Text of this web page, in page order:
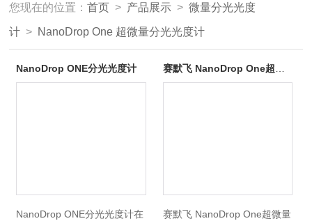
您现在的位置：首页 > 产品展示 >微量分光光度
计 > NanoDrop One 超微量分光光度计
NanoDrop ONE分光光度计
NanoDrop ONE分光光度计在
赛默飞 NanoDrop One超微量